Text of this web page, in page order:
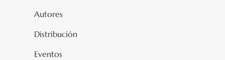
Autores
Distribución
Eventos